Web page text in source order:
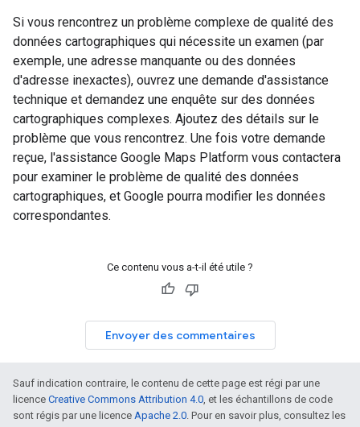
Si vous rencontrez un problème complexe de qualité des
données cartographiques qui nécessite un examen (par
exemple, une adresse manquante ou des données
d'adresse inexactes), ouvrez une demande d'assistance
technique et demandez une enquête sur des données
cartographiques complexes. Ajoutez des détails sur le
problème que vous rencontrez. Une fois votre demande
reçue, l'assistance Google Maps Platform vous contactera
pour examiner le problème de qualité des données
cartographiques, et Google pourra modifier les données
correspondantes.
Ce contenu vous a-t-il été utile ?
Envoyer des commentaires
Sauf indication contraire, le contenu de cette page est régi par une
licence Creative Commons Attribution 4.0 , et les échantillons de code
sont régis par une licence Apache 2.0 . Pour en savoir plus, consultez les